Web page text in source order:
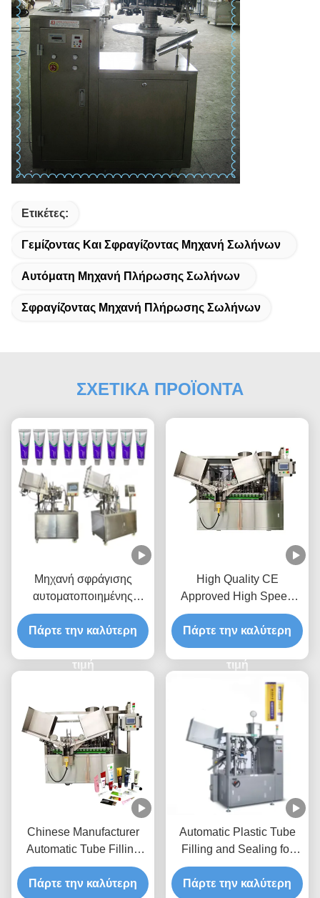
Ετικέτες:
Γεμίζοντας Και Σφραγίζοντας Μηχανή Σωλήνων
Αυτόματη Μηχανή Πλήρωσης Σωλήνων
Σφραγίζοντας Μηχανή Πλήρωσης Σωλήνων
ΣΧΕΤΙΚΑ ΠΡΟΪΟΝΤΑ
Μηχανή σφράγισης
αυτοματοποιημένης
γέμωσης σωλήνων με
σύστημα ελέγχου PLC
από ανοξείδωτο χάλυβα
316L και παραγωγική
Πάρτε την καλύτερη
τιμή
High Quality CE
Approved High Speed
Hot Sale 5ml-120ml
Automatic Ultrasonic Soft
Tube Filling and Sealing
Tube Filling Machine
Πάρτε την καλύτερη
τιμή
Chinese Manufacturer
Automatic Tube Filling
Sealing for Toothpaste
Plastic Tube Tube Filling
Πάρτε την καλύτερη
Automatic Plastic Tube
Filling and Sealing for
Creams Cosmetics
Ointment Soft Tube Tube
Πάρτε την καλύτερη